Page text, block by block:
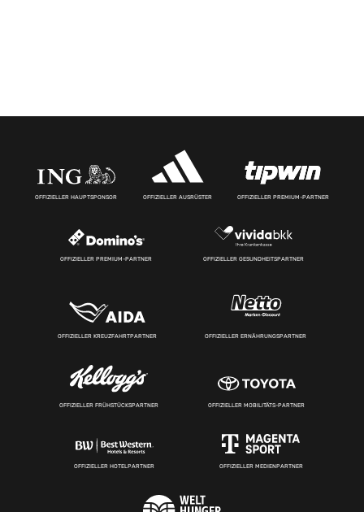
OFFIZIELLER HAUPTSPONSOR OFFIZIELLER AUSRÜSTER OFFIZIELLER PREMIUM-PARTNER
OFFIZIELLER PREMIUM-PARTNER OFFIZIELLER GESUNDHEITSPARTNER
OFFIZIELLER KREUZFAHRTPARTNER OFFIZIELLER ERNÄHRUNGSPARTNER
OFFIZIELLER FRÜHSTÜCKSPARTNER OFFIZIELLER MOBILITÄTS-PARTNER
OFFIZIELLER HOTELPARTNER OFFIZIELLER MEDIENPARTNER